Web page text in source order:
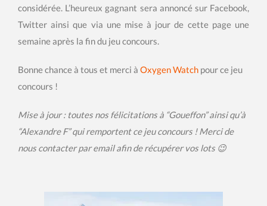
considérée. L’heureux gagnant sera annoncé sur Facebook,
Twitter ainsi que via une mise à jour de cette page une
semaine après la fin du jeu concours.
Bonne chance à tous et merci à Oxygen Watch pour ce jeu
concours !
Mise à jour : toutes nos félicitations à “Goueffon” ainsi qu’à
“Alexandre F” qui remportent ce jeu concours ! Merci de
nous contacter par email afin de récupérer vos lots 😉